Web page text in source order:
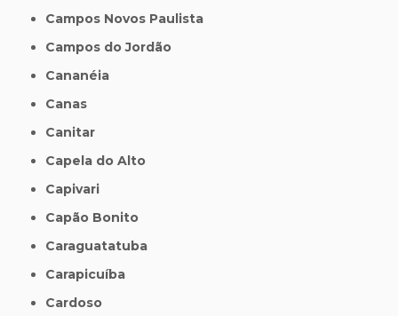
Campos Novos Paulista
Campos do Jordão
Cananéia
Canas
Canitar
Capela do Alto
Capivari
Capão Bonito
Caraguatatuba
Carapicuíba
Cardoso